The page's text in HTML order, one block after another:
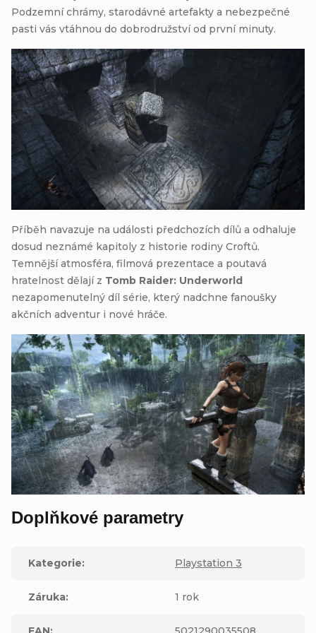
Podzemní chrámy, starodávné artefakty a nebezpečné
pasti vás vtáhnou do dobrodružství od první minuty.
Příběh navazuje na události předchozích dílů a odhaluje
dosud neznámé kapitoly z historie rodiny Croftů.
Temnější atmosféra, filmová prezentace a poutavá
hratelnost dělají z Tomb Raider: Underworld
nezapomenutelný díl série, který nadchne fanoušky
akčních adventur i nové hráče.
Doplňkové parametry
Kategorie: Playstation 3
Záruka: 1 rok